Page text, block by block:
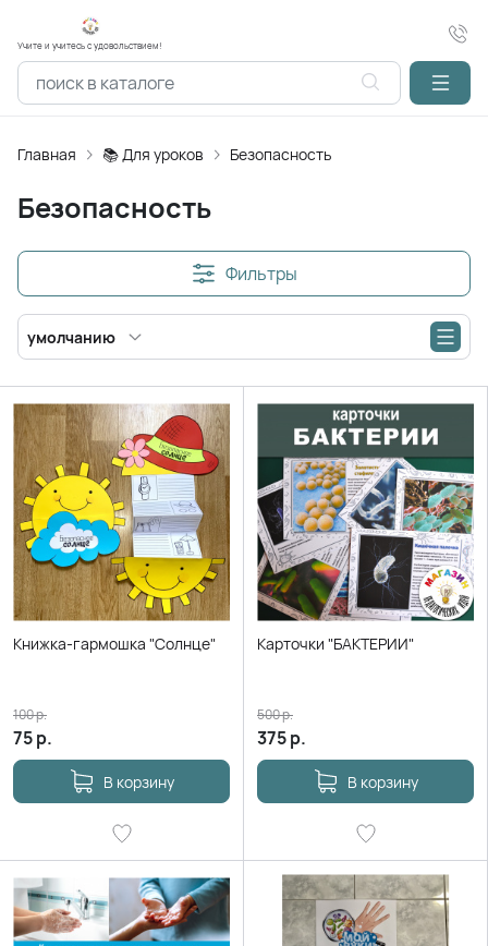
Учите и учитесь с удовольствием!
Главная 📚 Для уроков Безопасность
Безопасность
Фильтры
умолчанию
Книжка-гармошка "Солнце"
75р.
100р.
В корзину
Карточки "БАКТЕРИИ"
375р.
500р.
В корзину